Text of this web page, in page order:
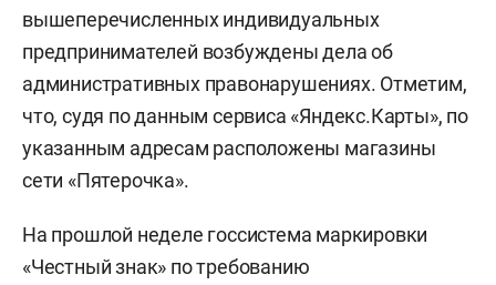
вышеперечисленных индивидуальных
предпринимателей возбуждены дела об
административных правонарушениях. Отметим,
что, судя по данным сервиса «Яндекс.Карты», по
указанным адресам расположены магазины
сети «Пятерочка».
На прошлой неделе госсистема маркировки
«Честный знак» по требованию